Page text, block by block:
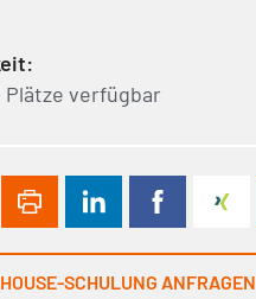
verfügbar
SCHULUNG ANFRAGEN